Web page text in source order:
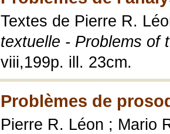
Textes de Pierre R.
textuelle - Problems of
viii,199p. ill. 23cm.
Problèmes de
Pierre R. Léon ; Mario